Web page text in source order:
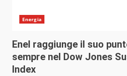
Energia
Enel raggiunge il suo
sempre nel Dow Jones
Index